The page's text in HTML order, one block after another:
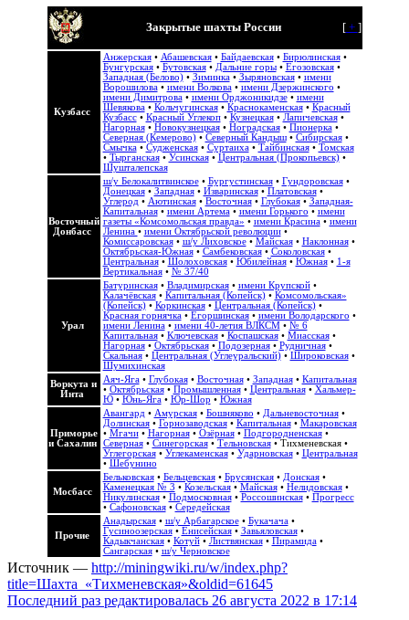
[+ ]
Закрытые шахты России
Кузбасс
Анжерская• Абашевская• Байдаевская• Бирюлинская•
Бунгурская• Бутовская• Дальние горы• Егозовская•
Западная (Белово)• Зиминка• Зыряновская• имени
Ворошилова• имени Волкова• имени Дзержинского •
имени Димитрова• имени Орджоникидзе• имени
Шевякова• Кольчугинская• Краснокаменская• Красный
Кузбасс• Красный Углекоп• Кузнецкая• Лапичевская•
Нагорная• Новокузнецкая• Ноградская• Пионерка•
Северная (Кемерово)• Северный Кандыш• Сибирская•
Смычка• Судженская• Суртаиха• Тайбинская• Томская
• Тырганская• Усинская• Центральная (Прокопьевск)•
Шушталепская
Восточный
Донбасс
ш/у Белокалитвинское• Бургустинская• Гундоровская•
Донецкая• Западная• Изваринская• Платовская•
Углерод • Аютинская• Восточная• Глубокая• Западная-
Капитальная• имени Артема• имени Горького • имени
газеты «Комсомольская правда» • имени Красина• имени
Ленина • имени Октябрьской революции•
Комиссаровская• ш/у Лиховское• Майская• Наклонная•
Октябрьская-Южная• Самбековская• Соколовская•
Центральная• Шолоховская• Юбилейная• Южная• 1-я
Вертикальная• № 37/40
Урал
Батуринская• Владимирская• имени Крупской•
Калачёвская• Капитальная (Копейск)• Комсомольская»
(Копейск)• Коркинская• Центральная (Копейск)•
Красная горнячка• Егоршинская• имени Володарского •
имени Ленина• имени 40-летия ВЛКСМ• № 6
Капитальная• Ключевская• Коспашская• Миасская•
Нагорная• Октябрьская• Подозерная• Рудничная•
Скальная• Центральная (Углеуральский)• Широковская•
Шумихинская
Воркута и
Инта
Аяч-Яга• Глубокая• Восточная• Западная• Капитальная
• Октябрьская• Промышленная• Центральная• Хальмер-
Ю• Юнь-Яга• Юр-Шор • Южная
Приморье
и Сахалин
Авангард • Амурская• Бошняково • Дальневосточная•
Долинская• Горнозаводская• Капитальная• Макаровская
• Мгачи• Нагорная• Озёрная• Подгородненская•
Северная• Синегорская• Тельновская• Тихменевская•
Углегорская• Углекаменская• Ударновская• Центральная
• Шебунино
Мосбасс
Бельковская• Бельцевская• Брусянская• Донская•
Каменецкая № 3 • Козельская• Майская• Нелидовская•
Никулинская• Подмосковная• Россошинская• Прогресс
• Сафоновская• Середейская
Прочие
Анадырская• ш/у Арбагарское• Букачача•
Гусиноозерская• Енисейская• Завьяловская•
Кадыкчанская• Котуй• Листвянская• Пирамида•
Сангарская• ш/у Черновское
Источник — http://miningwiki.ru/w/index.php?
title=Шахта_«Тихменевская»&oldid=61645
Последний раз редактировалась 26 августа 2022 в 17:14